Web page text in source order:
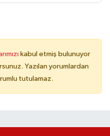
kabul etmiş bulunuyor
Yazılan yorumlardan
tutulamaz.